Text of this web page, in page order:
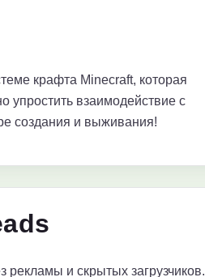
крафта Minecraft, которая
упростить взаимодействие с
создания и выживания!
и скрытых загрузчиков.